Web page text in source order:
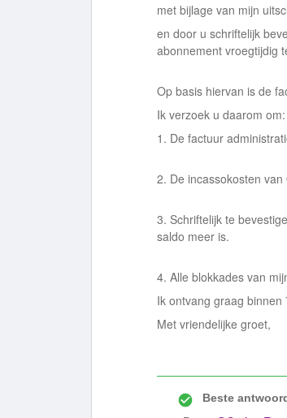
met bijlage van mijn
en door u schriftelijk
abonnement vroegtijdig
Op basis hiervan is de
Ik verzoek u daarom om:
1. De factuur
2. De incassokosten
3. Schriftelijk te
saldo meer is.
4. Alle blokkades van
Ik ontvang graag
Met vriendelijke groet,
Beste